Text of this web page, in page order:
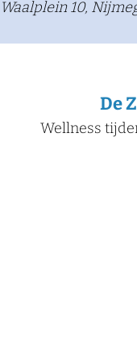
​Waalplein 10,
De
Wellness